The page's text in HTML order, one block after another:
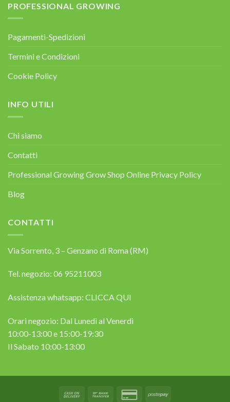
PROFESSIONAL GROWING
Pagamenti-Spedizioni
Termini e Condizioni
Cookie Policy
INFO UTILI
Chi siamo
Contatti
Professional Growing Grow Shop Online Privacy Policy
Blog
CONTATTI
Via Sorrento, 3 – Genzano di Roma (RM)
Tel. negozio: 06 95211003
Assistenza whatsapp: CLICCA QUI
Orari negozio: Dal Lunedì al Venerdì
10:00-13:00 e 15:00-19:30
Il Sabato 10:00-13:00